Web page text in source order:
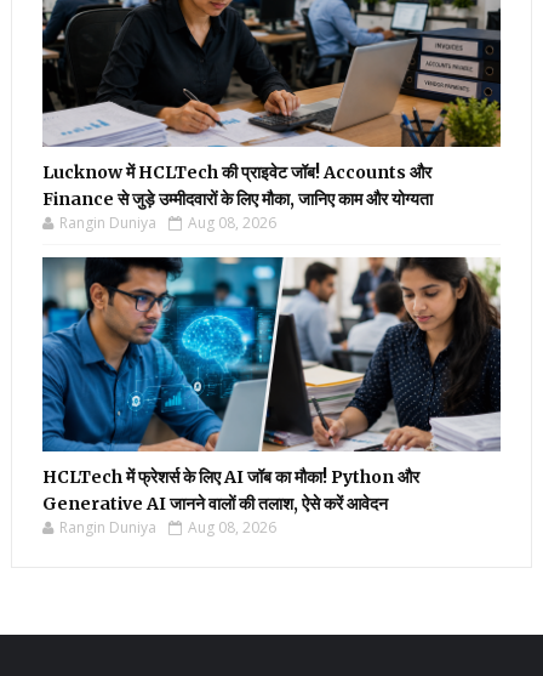
Lucknow में HCLTech की प्राइवेट जॉब! Accounts और
Finance से जुड़े उम्मीदवारों के लिए मौका, जानिए काम और योग्यता
Rangin Duniya Aug 08, 2026
HCLTech में फ्रेशर्स के लिए AI जॉब का मौका! Python और
Generative AI जानने वालों की तलाश, ऐसे करें आवेदन
Rangin Duniya Aug 08, 2026